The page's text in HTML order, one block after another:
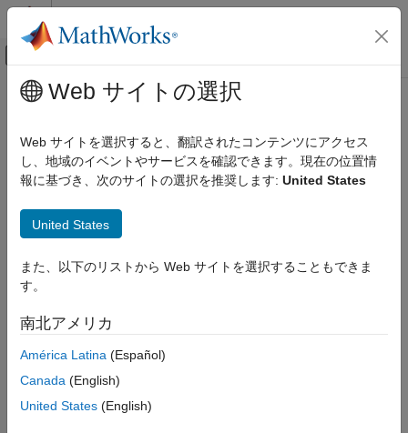
コンテンツへスキップ
オフキャンバス ナビゲーション メ
ドキュメンテーションのホーム
自動車
メインコンテンツ
Web サイトの選択
Web サイトを選択すると、翻訳されたコンテンツにアクセス
し、地域のイベントやサービスを確認できます。現在の位置情
報に基づき、次のサイトの選択を推奨します: United States
United States
また、以下のリストから Web サイトを選択することもできま
す。
南北アメリカ
América Latina (Español)
Canada (English)
United States (English)